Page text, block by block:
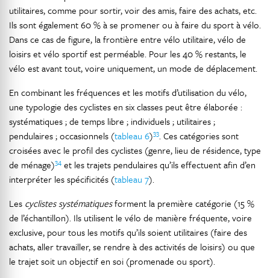
utilitaires, comme pour sortir, voir des amis, faire des achats, etc.
Ils sont également 60 % à se promener ou à faire du sport à vélo.
Dans ce cas de figure, la frontière entre vélo utilitaire, vélo de
loisirs et vélo sportif est perméable. Pour les 40 % restants, le
vélo est avant tout, voire uniquement, un mode de déplacement.
En combinant les fréquences et les motifs d’utilisation du vélo,
une typologie des cyclistes en six classes peut être élaborée :
systématiques ; de temps libre ; individuels ; utilitaires ;
pendulaires ; occasionnels (tableau 6)33. Ces catégories sont
croisées avec le profil des cyclistes (genre, lieu de résidence, type
de ménage)34 et les trajets pendulaires qu’ils effectuent afin d’en
interpréter les spécificités (tableau 7).
Les cyclistes systématiquesforment la première catégorie (15 %
de l’échantillon). Ils utilisent le vélo de manière fréquente, voire
exclusive, pour tous les motifs qu’ils soient utilitaires (faire des
achats, aller travailler, se rendre à des activités de loisirs) ou que
le trajet soit un objectif en soi (promenade ou sport).